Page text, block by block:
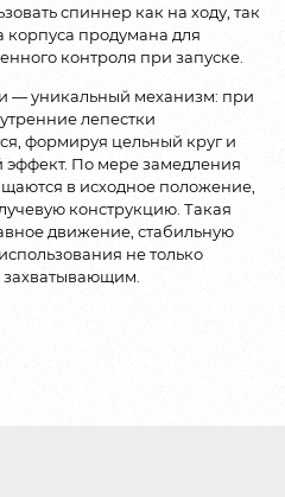
спиннер как на ходу, так
продумана для
контроля при запуске.
— уникальный механизм: при
лепестки
формируя цельный круг и
эффект. По мере замедления
в исходное положение,
конструкцию. Такая
движение, стабильную
не только
захватывающим.